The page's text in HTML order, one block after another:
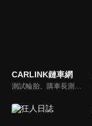
CARLINK鏈車網